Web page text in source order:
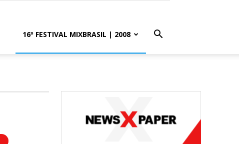
16º FESTIVAL MIXBRASIL | 2008